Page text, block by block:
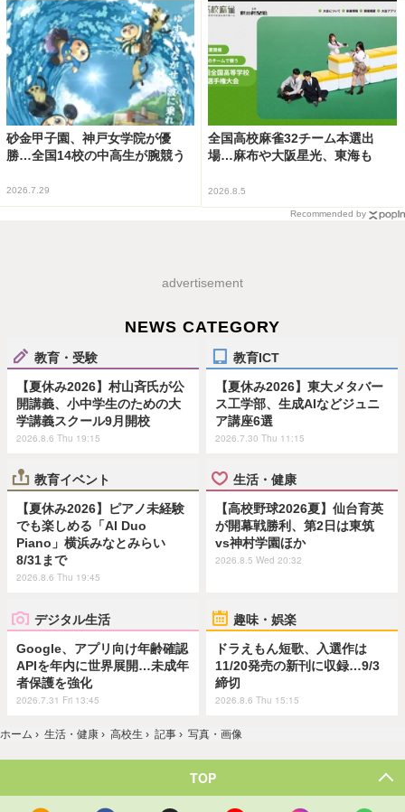
砂金甲子園、神戸女学院が優
勝…全国14校の中高生が腕競う
2026.7.29
全国高校麻雀32チーム本選出
場…麻布や大阪星光、東海も
2026.8.5
Recommended by
advertisement
NEWS CATEGORY
教育・受験
【夏休み2026】村山斉氏が公
開講義、小中学生のための大
学講義スクール9月開校
2026.8.6 Thu 19:15
教育ICT
【夏休み2026】東大メタバー
ス工学部、生成AIなどジュニ
ア講座6選
2026.7.30 Thu 11:15
教育イベント
【夏休み2026】ピアノ未経験
でも楽しめる「AI Duo
Piano」横浜みなとみらい
8/31まで
2026.8.6 Thu 19:45
生活・健康
【高校野球2026夏】仙台育英
が開幕戦勝利、第2日は東筑
vs神村学園ほか
2026.8.5 Wed 20:32
デジタル生活
Google、アプリ向け年齢確認
APIを年内に世界展開…未成年
者保護を強化
2026.7.31 Fri 13:45
趣味・娯楽
ドラえもん短歌、入選作は
11/20発売の新刊に収録…9/3
締切
2026.8.6 Thu 15:15
ホーム › 生活・健康 › 高校生 › 記事 › 写真・画像
TOP